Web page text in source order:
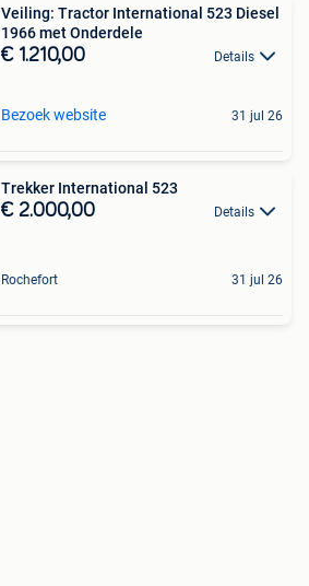
Veiling: Tractor International 523 Diesel
1966 met Onderdele
€ 1.210,00 Details
Bezoek website 31 jul 26
Trekker International 523
€ 2.000,00 Details
Rochefort 31 jul 26